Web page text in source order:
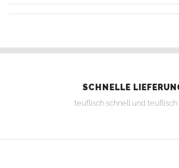
SCHNELLE
teuflisch schnell und teuflisch